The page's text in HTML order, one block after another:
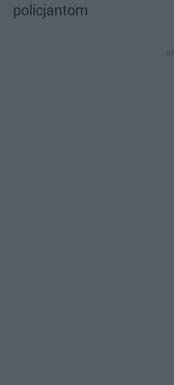
policjantom